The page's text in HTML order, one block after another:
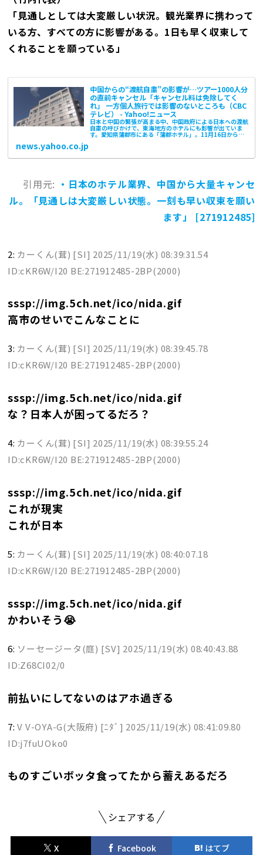
「見通しとしては大変厳しい状況。観光業界に携わって
いる方、すべての方に影響がある。1日も早く収束して
くれることを願っている」
中国からの“渡航自粛”の影響が…ツアー1000人分
の直前キャンセル「キャンセル料は免除してく
れ」 一方個人旅行では影響のないところも（CBC
テレビ） - Yahoo!ニュース
日本と中国の緊張が高まる中、中国政府による日本への渡航
自粛の呼びかけで、東海地方のホテルにも影響が出ていま
す。愛知県蒲郡市にある「蒲郡ホテル」。11月16日からあ
news.yahoo.co.jp
引用元: ・日本のホテル業界、中国から大量キャンセ
ル。「見通しは大変厳しい状態。一刻も早い収束を願い
ます」 [271912485]
2: カーくん(茸) [SI] 2025/11/19(水) 08:39:31.54
ID:cKR6W/I20 BE:271912485-2BP(2000)
sssp://img.5ch.net/ico/nida.gif
高市のせいでこんなことに
3: カーくん(茸) [SI] 2025/11/19(水) 08:39:45.78
ID:cKR6W/I20 BE:271912485-2BP(2000)
sssp://img.5ch.net/ico/nida.gif
な？日本人が困ってるだろ？
4: カーくん(茸) [SI] 2025/11/19(水) 08:39:55.24
ID:cKR6W/I20 BE:271912485-2BP(2000)
sssp://img.5ch.net/ico/nida.gif
これが現実
これが日本
5: カーくん(茸) [SI] 2025/11/19(水) 08:40:07.18
ID:cKR6W/I20 BE:271912485-2BP(2000)
sssp://img.5ch.net/ico/nida.gif
かわいそう😭
6: ソーセージータ(庭) [SV] 2025/11/19(水) 08:40:43.88
ID:Z68CI02/0
前払いにしてないのはアホ過ぎる
7:V V-OYA-G(大阪府) [ﾆﾀﾞ] 2025/11/19(水) 08:41:09.80
ID:j7fuUOko0
ものすごいボッタ食ってたから蓄えあるだろ
シェアする
X Facebook
はてブ